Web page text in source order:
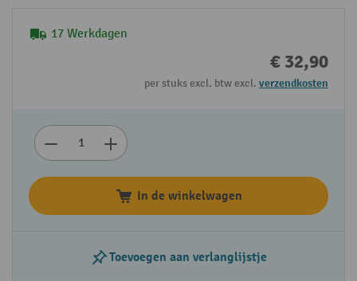
17 Werkdagen
€ 32,90
per stuks excl. btw excl. verzendkosten
In de winkelwagen
Toevoegen aan verlanglijstje